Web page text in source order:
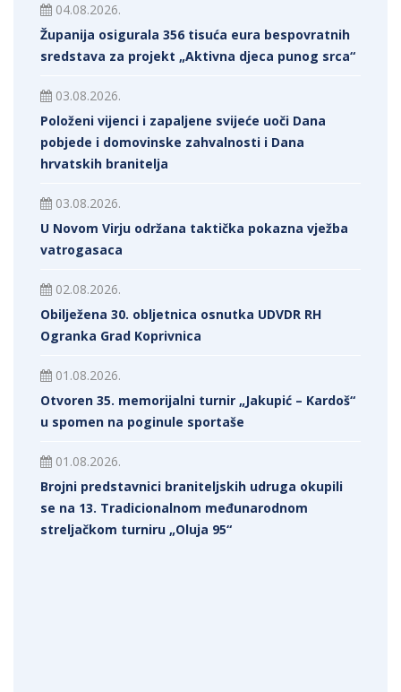
04.08.2026.
Županija osigurala 356 tisuća eura bespovratnih
sredstava za projekt „Aktivna djeca punog srca“
03.08.2026.
Položeni vijenci i zapaljene svijeće uoči Dana
pobjede i domovinske zahvalnosti i Dana
hrvatskih branitelja
03.08.2026.
U Novom Virju održana taktička pokazna vježba
vatrogasaca
02.08.2026.
Obilježena 30. obljetnica osnutka UDVDR RH
Ogranka Grad Koprivnica
01.08.2026.
Otvoren 35. memorijalni turnir „Jakupić – Kardoš“
u spomen na poginule sportaše
01.08.2026.
Brojni predstavnici braniteljskih udruga okupili
se na 13. Tradicionalnom međunarodnom
streljačkom turniru „Oluja 95“